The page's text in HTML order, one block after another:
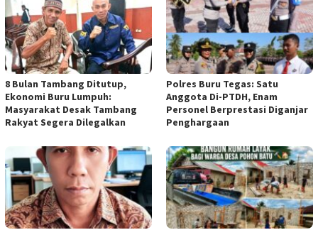
8 Bulan Tambang Ditutup,
Ekonomi Buru Lumpuh:
Masyarakat Desak Tambang
Rakyat Segera Dilegalkan
Polres Buru Tegas: Satu
Anggota Di-PTDH, Enam
Personel Berprestasi Diganjar
Penghargaan